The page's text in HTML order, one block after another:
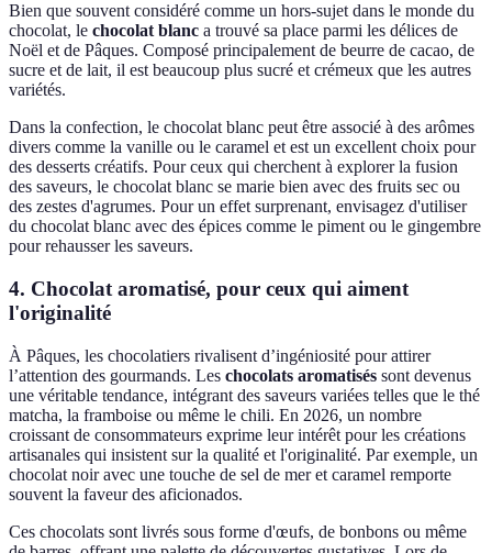
Bien que souvent considéré comme un hors-sujet dans le monde du
chocolat, le chocolat blanc a trouvé sa place parmi les délices de
Noël et de Pâques. Composé principalement de beurre de cacao, de
sucre et de lait, il est beaucoup plus sucré et crémeux que les autres
variétés.
Dans la confection, le chocolat blanc peut être associé à des arômes
divers comme la vanille ou le caramel et est un excellent choix pour
des desserts créatifs. Pour ceux qui cherchent à explorer la fusion
des saveurs, le chocolat blanc se marie bien avec des fruits sec ou
des zestes d'agrumes. Pour un effet surprenant, envisagez d'utiliser
du chocolat blanc avec des épices comme le piment ou le gingembre
pour rehausser les saveurs.
4. Chocolat aromatisé, pour ceux qui aiment
l'originalité
À Pâques, les chocolatiers rivalisent d’ingéniosité pour attirer
l’attention des gourmands. Les chocolats aromatisés sont devenus
une véritable tendance, intégrant des saveurs variées telles que le thé
matcha, la framboise ou même le chili. En 2026, un nombre
croissant de consommateurs exprime leur intérêt pour les créations
artisanales qui insistent sur la qualité et l'originalité. Par exemple, un
chocolat noir avec une touche de sel de mer et caramel remporte
souvent la faveur des aficionados.
Ces chocolats sont livrés sous forme d'œufs, de bonbons ou même